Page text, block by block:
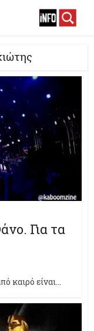
Για τα
καιρό είναι...